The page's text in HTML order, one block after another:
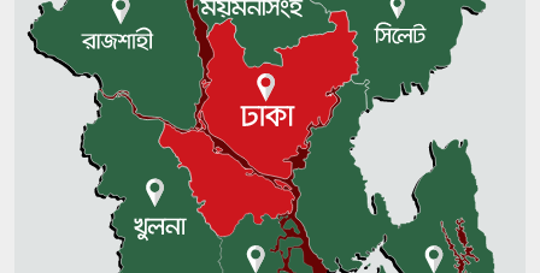
জ্বালানি খাতে লুটপাটের আয়োজন
চলছে: ফুয়াদ
সিলেটে দুর্ঘটনা: তদন্তে ৫ সদস্যের
কমিটি